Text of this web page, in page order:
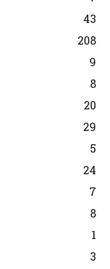
43
208
9
8
20
29
5
24
7
8
1
3